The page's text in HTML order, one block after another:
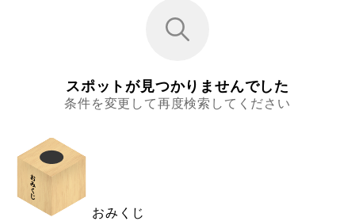
スポットが見つかりませんでした
条件を変更して再度検索してください
おみくじ